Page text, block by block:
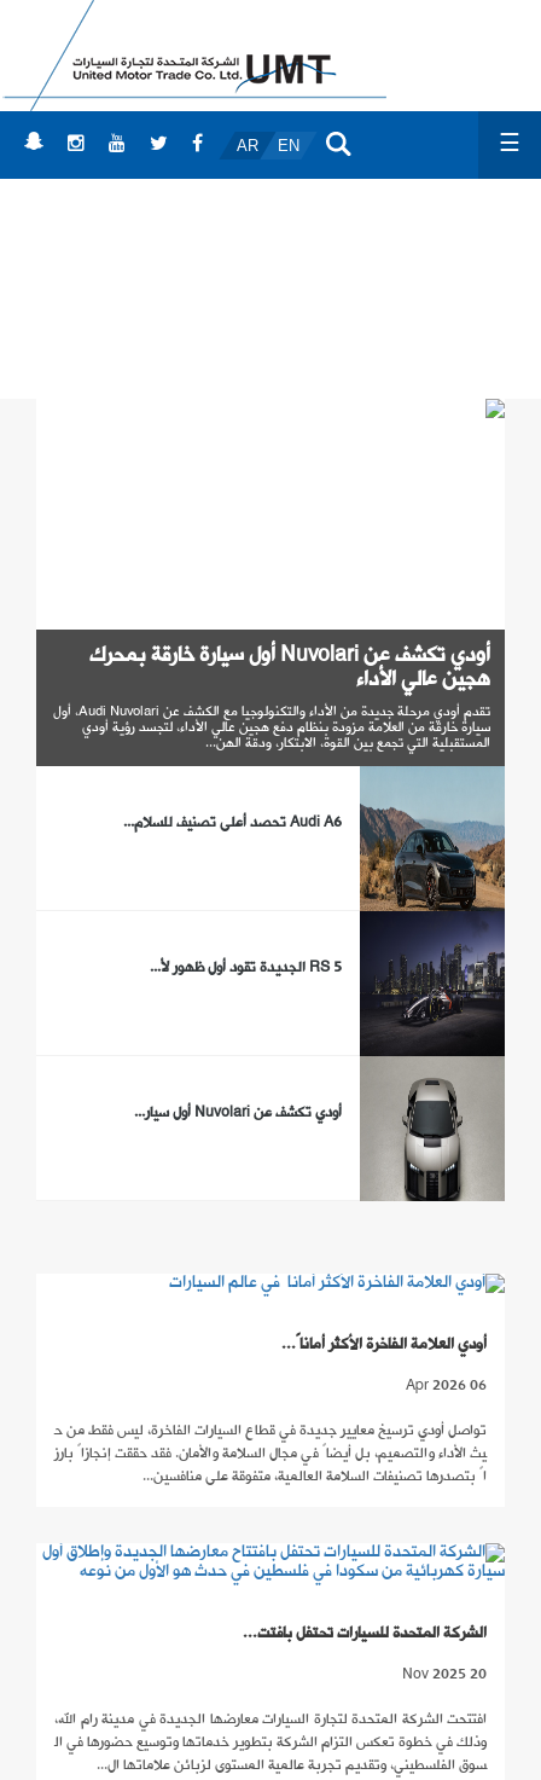
☰
AR EN
أودي تكشف عن Nuvolari أول سيارة خارقة بمحرك
هجين عالي الأداء
تقدم أودي مرحلة جديدة من الأداء والتكنولوجيا مع الكشف عن Audi Nuvolari، أول
سيارة خارقة من العلامة مزودة بنظام دفع هجين عالي الأداء، لتجسد رؤية أودي
المستقبلية التي تجمع بين القوة، الابتكار، ودقة الهن...
Audi A6 تحصد أعلى تصنيف للسلام...
RS 5 الجديدة تقود أول ظهور لأ...
أودي تكشف عن Nuvolari أول سيار...
أودي العلامة الفاخرة الأكثر أماناً...
06 Apr 2026
تواصل أودي ترسيخ معايير جديدة في قطاع السيارات الفاخرة، ليس فقط من ح
يث الأداء والتصميم، بل أيضاً في مجال السلامة والأمان. فقد حققت إنجازاً بارز
اً بتصدرها تصنيفات السلامة العالمية، متفوقة على منافسين...
الشركة المتحدة للسيارات تحتفل بافتت...
20 Nov 2025
افتتحت الشركة المتحدة لتجارة السيارات معارضها الجديدة في مدينة رام الله،
وذلك في خطوة تعكس التزام الشركة بتطوير خدماتها وتوسيع حضورها في ال
سوق الفلسطيني، وتقديم تجربة عالمية المستوى لزبائن علاماتها ال...